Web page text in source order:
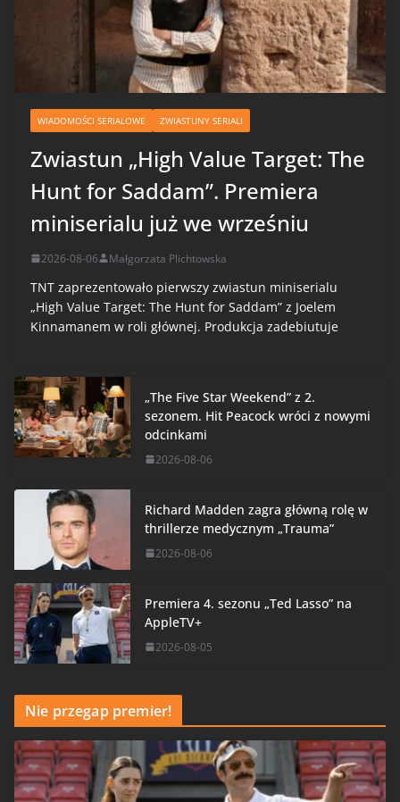
WIADOMOŚCI SERIALOWE ZWIASTUNY SERIALI
Zwiastun „High Value Target: The
Hunt for Saddam”. Premiera
miniserialu już we wrześniu
2026-08-06 Małgorzata Plichtowska
TNT zaprezentowało pierwszy zwiastun miniserialu
„High Value Target: The Hunt for Saddam” z Joelem
Kinnamanem w roli głównej. Produkcja zadebiutuje
„The Five Star Weekend” z 2.
sezonem. Hit Peacock wróci z nowymi
odcinkami
2026-08-06
Richard Madden zagra główną rolę w
thrillerze medycznym „Trauma”
2026-08-06
Premiera 4. sezonu „Ted Lasso” na
AppleTV+
2026-08-05
Nie przegap premier!